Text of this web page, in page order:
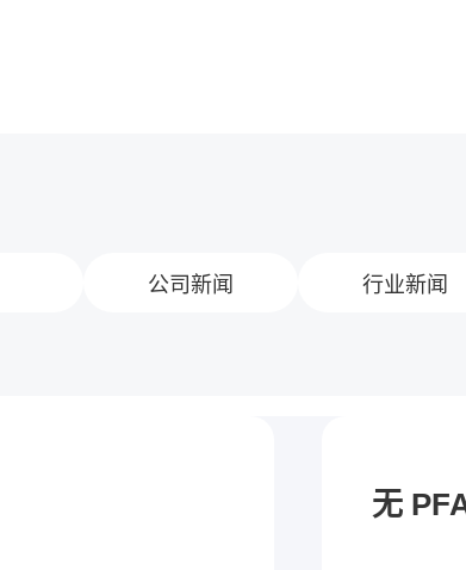
公司新闻 行业新闻
无